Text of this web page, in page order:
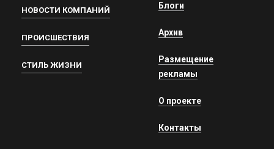
НОВОСТИ КОМПАНИЙ
ПРОИСШЕСТВИЯ
СТИЛЬ ЖИЗНИ
Блоги
Архив
Размещение
рекламы
О проекте
Контакты